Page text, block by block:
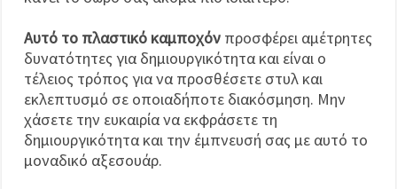
Αυτό το πλαστικό καμποχόν προσφέρει αμέτρητες
δυνατότητες για δημιουργικότητα και είναι ο
τέλειος τρόπος για να προσθέσετε στυλ και
εκλεπτυσμό σε οποιαδήποτε διακόσμηση. Μην
χάσετε την ευκαιρία να εκφράσετε τη
δημιουργικότητα και την έμπνευσή σας με αυτό το
μοναδικό αξεσουάρ.